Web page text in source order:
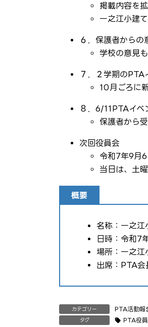
掲載内容を
一之江小建
６．保護者からの
学校の意見
７．２学期のPTA
10月ごろに
８．6/11PTAイベ
保護者から
次回役員会
令和7年9月
当日は、土
概要
名称：一之
日時：令和7
場所：一之江
出席：PTA会
カテゴリー PTA活動報
タグ PTA役